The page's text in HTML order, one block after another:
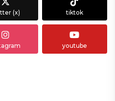
(x) tiktok
youtube